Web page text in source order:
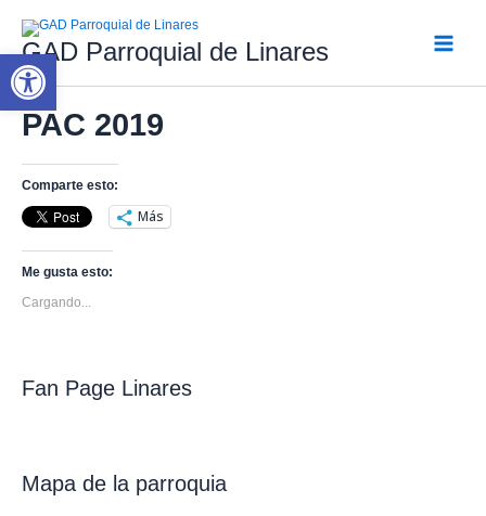
contenido
GAD Parroquial de Linares
Main
PAC 2019
Comparte esto:
Más
Me gusta esto:
Cargando...
Fan Page Linares
Mapa de la parroquia
Abrir barra de herramientas